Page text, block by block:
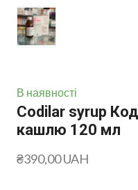
В наявності
Codilar syrup
кашлю 120 мл
₴390,00 UAH